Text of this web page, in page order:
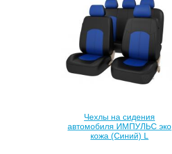
Чехлы на сидения
автомобиля ИМПУЛЬС эко
кожа (Синий) L